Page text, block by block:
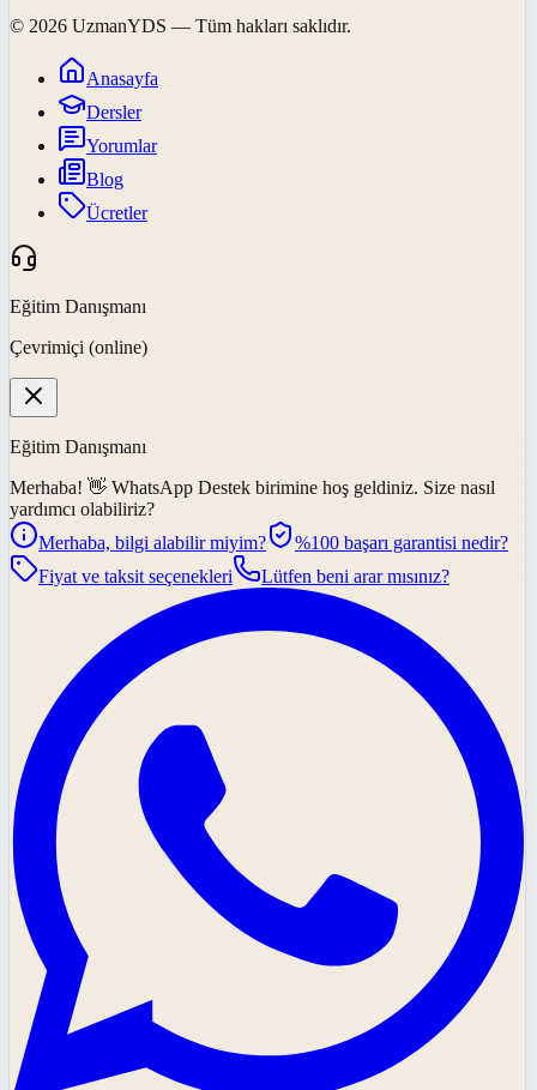
© 2026 UzmanYDS — Tüm hakları saklıdır.
Anasayfa
Dersler
Yorumlar
Blog
Ücretler
Eğitim Danışmanı
Çevrimiçi (online)
Eğitim Danışmanı
Merhaba! 👋 WhatsApp Destek birimine hoş geldiniz. Size nasıl
yardımcı olabiliriz?
Merhaba, bilgi alabilir miyim?
%100 başarı garantisi nedir?
Fiyat ve taksit seçenekleri
Lütfen beni arar mısınız?